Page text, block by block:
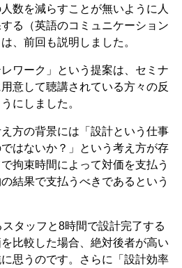
数を減らすことが無いように人
る（英語のコミュニケーション
、前回も説明しました。
レワーク」という提案は、セミナ
意して聴講されている方々の反
にしました。
方の背景には「設計という仕事
はないか？」という考え方が存
拘束時間によって対価を支払う
結果で支払うべきであるという
タッフと8時間で設計完了する
比較した場合、絶対後者が高い
思うのです。さらに「設計効率